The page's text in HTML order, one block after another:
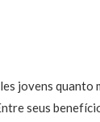
jovens quanto
seus